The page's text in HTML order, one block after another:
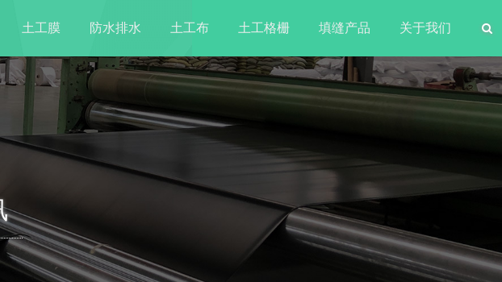
土工膜 防水排水 土工布 土工格栅 填缝产品 关于我们